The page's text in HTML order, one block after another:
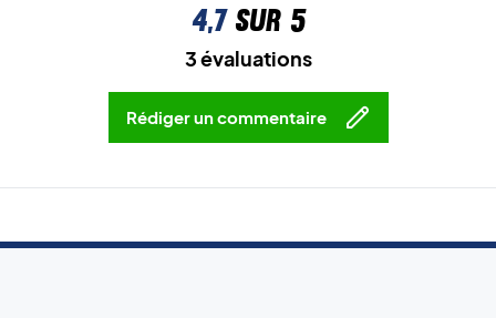
4,7sur 5
3 évaluations
Rédiger un commentaire